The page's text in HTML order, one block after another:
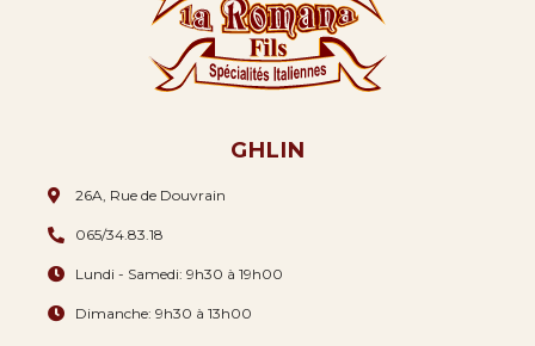
GHLIN
26A, Rue de Douvrain
065/34.83.18
Lundi - Samedi: 9h30 à 19h00
Dimanche: 9h30 à 13h00